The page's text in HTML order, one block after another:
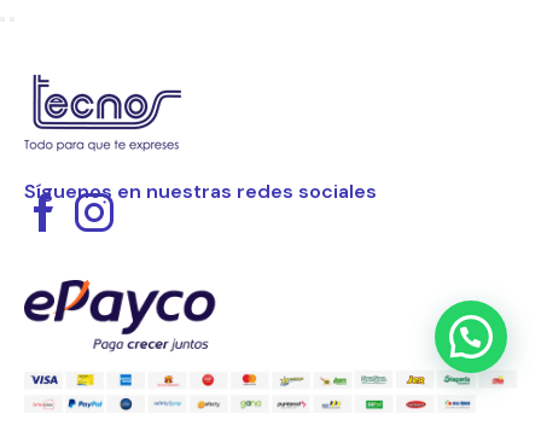
Síguenos en nuestras redes sociales